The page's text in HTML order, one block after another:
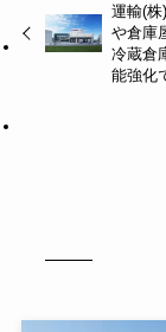
運輸(
や倉庫
冷蔵倉
能強化